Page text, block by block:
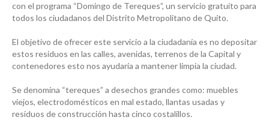
con el programa “Domingo de Tereques”, un servicio gratuito para
todos los ciudadanos del Distrito Metropolitano de Quito.
El objetivo de ofrecer este servicio a la ciudadanía es no depositar
estos residuos en las calles, avenidas, terrenos de la Capital y
contenedores esto nos ayudaría a mantener limpia la ciudad.
Se denomina “tereques” a desechos grandes como: muebles
viejos, electrodomésticos en mal estado, llantas usadas y
residuos de construcción hasta cinco costalillos.